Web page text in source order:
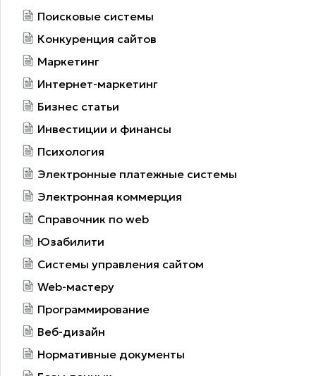
Поисковые системы
Конкуренция сайтов
Маркетинг
Интернет-маркетинг
Бизнес статьи
Инвестиции и финансы
Психология
Электронные платежные системы
Электронная коммерция
Справочник по web
Юзабилити
Системы управления сайтом
Web-мастеру
Программирование
Веб-дизайн
Нормативные документы